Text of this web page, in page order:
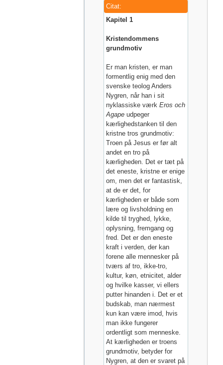
Citat:
Kapitel 1
Kristendommens
grundmotiv
Er man kristen, er man
formentlig enig med den
svenske teolog Anders
Nygren, når han i sit
nyklassiske værk Eros och
Agape udpeger
kærlighedstanken til den
kristne tros grundmotiv:
Troen på Jesus er før alt
andet en tro på
kærligheden. Det er tæt på
det eneste, kristne er enige
om, men det er fantastisk,
at de er det, for
kærligheden er både som
lære og livsholdning en
kilde til tryghed, lykke,
oplysning, fremgang og
fred. Det er den eneste
kraft i verden, der kan
forene alle mennesker på
tværs af tro, ikke-tro,
kultur, køn, etnicitet, alder
og hvilke kasser, vi ellers
putter hinanden i. Det er et
budskab, man nærmest
kun kan være imod, hvis
man ikke fungerer
ordentligt som menneske.
At kærligheden er troens
grundmotiv, betyder for
Nygren, at den er svaret på